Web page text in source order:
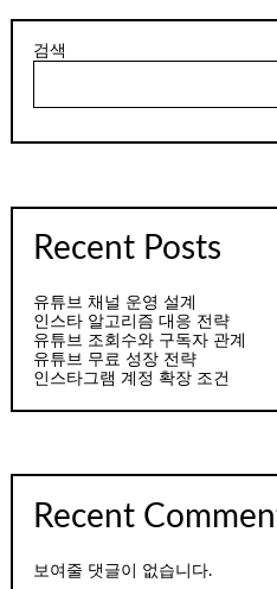
검색
Recent Posts
유튜브 채널 운영 설계
인스타 알고리즘 대응 전략
유튜브 조회수와 구독자 관계
유튜브 무료 성장 전략
인스타그램 계정 확장 조건
Recent
보여줄 댓글이 없습니다.